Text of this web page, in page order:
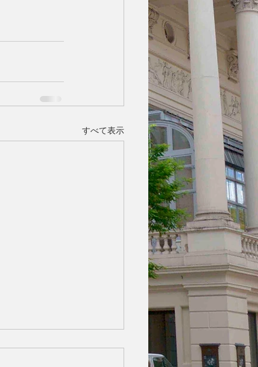
すべて表示